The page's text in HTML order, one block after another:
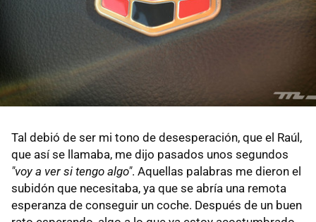
Tal debió de ser mi tono de desesperación, que el Raúl,
que así se llamaba, me dijo pasados unos segundos
"voy a ver si tengo algo". Aquellas palabras me dieron el
subidón que necesitaba, ya que se abría una remota
esperanza de conseguir un coche. Después de un buen